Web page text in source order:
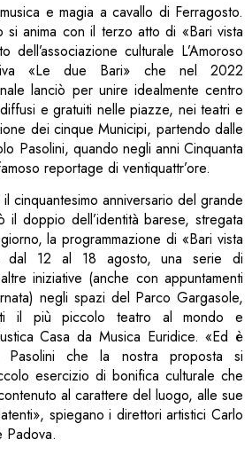
e magia a cavallo di Ferragosto.
si anima con il terzo atto di «Bari vista
culturale L’Amoroso
«Le due Bari» che nel 2022
lanciò per unire idealmente centro
e gratuiti nelle piazze, nei teatri e
dei cinque Municipi, partendo dalle
Pasolini, quando negli anni Cinquanta
reportage di ventiquattr’ore.
cinquantesimo anniversario del grande
il doppio dell’identità barese, stregata
la programmazione di «Bari vista
dal 12 al 18 agosto, una serie di
iniziative (anche con appuntamenti
negli spazi del Parco Gargasole,
il più piccolo teatro al mondo e
Casa da Musica Euridice. «Ed è
Pasolini che la nostra pro­posta si
esercizio di bonifica culturale che
al carattere del luogo, alle sue
spiegano i direttori artistici Carlo
Padova.